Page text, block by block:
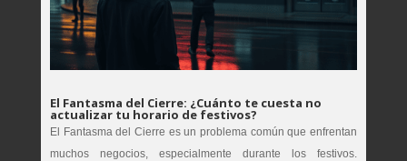
El Fantasma del Cierre: ¿Cuánto te cuesta no
actualizar tu horario de festivos?
El Fantasma del Cierre es un problema común que enfrentan
muchos negocios, especialmente durante los festivos.